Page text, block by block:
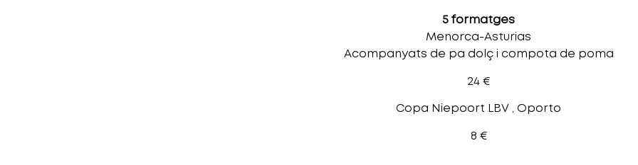
5 formatges
Menorca-Asturias
Acompanyats de pa dolç i compota de poma
24 €
Copa Niepoort LBV , Oporto
8 €